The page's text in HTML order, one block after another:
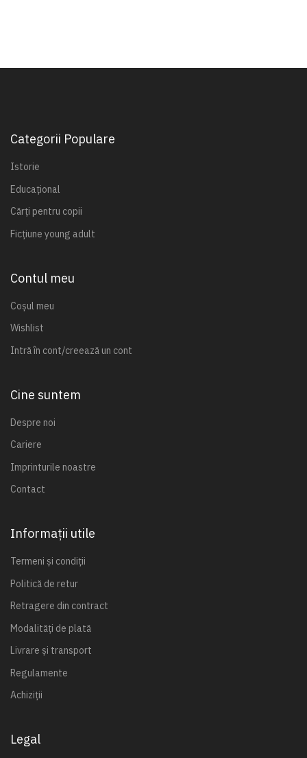
Categorii Populare
Istorie
Educațional
Cărți pentru copii
Ficțiune young adult
Contul meu
Coșul meu
Wishlist
Intră în cont/creează un cont
Cine suntem
Despre noi
Cariere
Imprinturile noastre
Contact
Informații utile
Termeni și condiții
Politică de retur
Retragere din contract
Modalități de plată
Livrare și transport
Regulamente
Achiziții
Legal